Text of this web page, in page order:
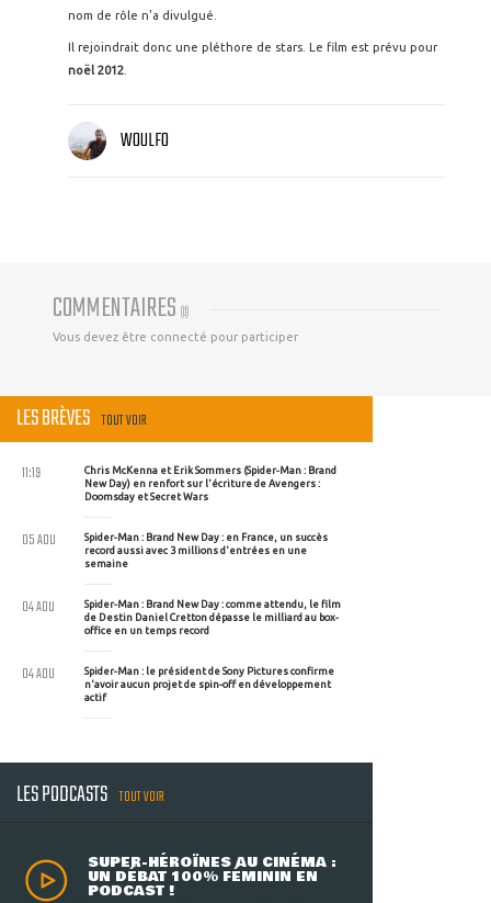
nom de rôle n'a divulgué.
Il rejoindrait donc une pléthore de stars. Le film est prévu pour
noël 2012
WOULFO
COMMENTAIRES (0)
Vous devez être connecté pour participer
LES BRÈVES TOUT VOIR
Chris McKenna et Erik Sommers (Spider-Man : Brand
New Day) en renfort sur l'écriture de Avengers :
Doomsday et Secret Wars
11:19
Spider-Man : Brand New Day : en France, un succès
record aussi avec 3 millions d'entrées en une
semaine
05 AOU
Spider-Man : Brand New Day : comme attendu, le film
de Destin Daniel Cretton dépasse le milliard au box-
office en un temps record
04 AOU
Spider-Man : le président de Sony Pictures confirme
n'avoir aucun projet de spin-off en développement
actif
04 AOU
LES PODCASTS TOUT VOIR
SUPER-HÉROÏNES AU CINÉMA :
UN DÉBAT 100% FÉMININ EN
PODCAST !